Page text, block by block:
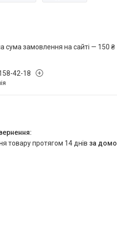
сума замовлення на сайті — 150 ₴
42-18
товару протягом 14 днів за